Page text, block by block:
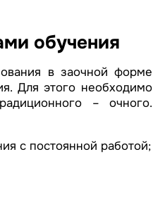
обучения
в заочной форме
Для этого необходимо
– очного.
с постоянной работой;